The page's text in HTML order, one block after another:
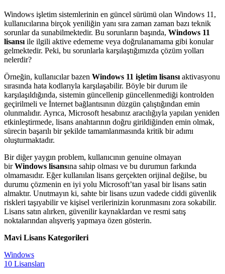
Windows işletim sistemlerinin en güncel sürümü olan Windows 11,
kullanıcılarına birçok yeniliğin yanı sıra zaman zaman bazı teknik
sorunlar da sunabilmektedir. Bu sorunların başında, Windows 11
lisansı ile ilgili aktive edememe veya doğrulanamama gibi konular
gelmektedir. Peki, bu sorunlarla karşılaştığımızda çözüm yolları
nelerdir?
Örneğin, kullanıcılar bazen Windows 11 işletim lisansı aktivasyonu
sırasında hata kodlarıyla karşılaşabilir. Böyle bir durum ile
karşılaşıldığında, sistemin güncellenip güncellenmediği kontrolden
geçirilmeli ve İnternet bağlantısının düzgün çalıştığından emin
olunmalıdır. Ayrıca, Microsoft hesabınız aracılığıyla yapılan yeniden
etkinleştirmede, lisans anahtarının doğru girildiğinden emin olmak,
sürecin başarılı bir şekilde tamamlanmasında kritik bir adımı
oluşturmaktadır.
Bir diğer yaygın problem, kullanıcının genuine olmayan
birWindows lisansına sahip olması ve bu durumun farkında
olmamasıdır. Eğer kullanılan lisans gerçekten orijinal değilse, bu
durumu çözmenin en iyi yolu Microsoft’tan yasal bir lisans satin
almaktır. Unutmayın ki, sahte bir lisans uzun vadede ciddi güvenlik
riskleri taşıyabilir ve kişisel verilerinizin korunmasını zora sokabilir.
Lisans satın alırken, güvenilir kaynaklardan ve resmi satış
noktalarından alışveriş yapmaya özen gösterin.
Mavi Lisans Kategorileri
Windows
10 Lisansları